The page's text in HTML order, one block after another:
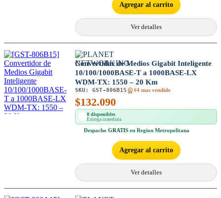
Agregar al carrito
Ver detalles
Convertidor de Medios Gigabit Inteligente
10/100/1000BASE-T a 1000BASE-LX
WDM-TX: 1550 – 20 Km
SKU: GST-806B15 #4 mas vendido
$132.090
8 disponibles
Entrega inmediata
Despacho GRATIS en Region Metropolitana
Agregar al carrito
Ver detalles